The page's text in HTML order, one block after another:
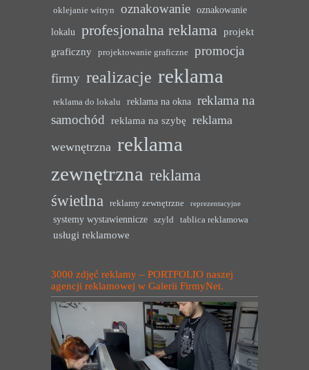
oklejanie witryn oznakowanie oznakowanie
lokalu profesjonalna reklama projekt
graficzny
projektowanie graficzne
promocja
firmy realizacje reklama
reklama do lokalu reklama na okna reklama na
samochód reklama na szybę reklama
wewnętrzna reklama
zewnętrzna reklama
świetlna
reklamy zewnętrzne reprezentacyjne
systemy wystawiennicze szyld tablica reklamowa
usługi reklamowe
3000 zdjęć reklamy – PORTFOLIO naszej
agencji reklamowej w Galerii FirmyNet.